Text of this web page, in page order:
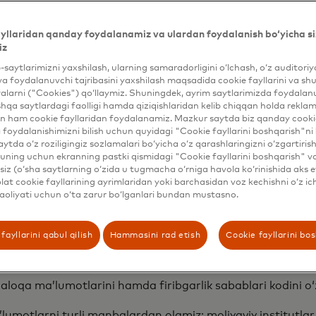
firibgarlik faoliyati haqidagi ma’lumotlar.
jumladan, blokcheyn manzili, kriptovalyuta
aloqada boʻlganingizda yoki veb-saytlarimizga,
kabi avtomatik vositalar orqali toʻplangan siz
noyob identifikatori, geografik hudud, havola
aloqalar haqidagi maʼlumotlar.
yuz identifikatori, barmoq izlari, tugmalarni
ta’siriga asoslangan xatti-harakatlar
tadbirkorlar hamda kriptovalyuta
aloqa maʼlumotlari yoki domenni
roʻyxati va kiberxavfsizlik tahdidlari haqida chop
telefon raqami, yoshi va millati kabi shaxsni tasdiqlovchi
savdogarlar va kriptovalyuta kompaniyalarining
maʼlumotlarini hamda firibgarlik sabablari kodini
qanday foydalanamiz va ulardan foydalanish bo‘yicha
saytlarimizni yaxshilash, ularning samaradorligini o‘lchash, o‘z
foydalanuvchi tajribasini yaxshilash maqsadida cookie fayllarini va
("Cookies") qo‘llaymiz. Shuningdek, ayrim saytlarimizda
saytlardagi faolligi hamda qiziqishlaridan kelib chiqqan holda
ham cookie fayllaridan foydalanamiz. Mazkur saytda biz qanday
foydalanishimizni bilish uchun quyidagi "Cookie fayllarini boshqarish"ni
o‘z roziligingiz sozlamalari bo‘yicha o‘z qarashlaringizni
uchun ekranning pastki qismidagi "Cookie fayllarini boshqarish"
(o‘sha saytlarning o‘zida u tugmacha o‘rniga havola ko‘rinishida aks
cookie fayllarining ayrimlaridan yoki barchasidan voz kechishni o‘z
uchun o‘ta zarur bo‘lganlari bundan mustasno.
fayllarini qabul qilish Hammasini rad etish Cookie fayllarini